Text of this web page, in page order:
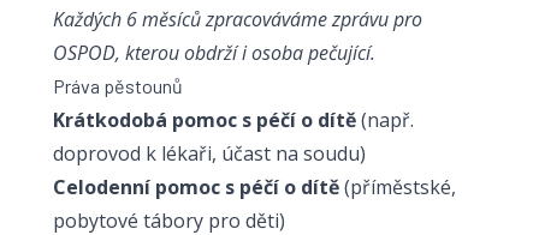
Každých 6 měsíců zpracováváme zprávu pro
OSPOD, kterou obdrží i osoba pečující.
Práva pěstounů
Krátkodobá pomoc s péčí o dítě(např.
doprovod k lékaři, účast na soudu)
Celodenní pomoc s péčí o dítě(příměstské,
pobytové tábory pro děti)